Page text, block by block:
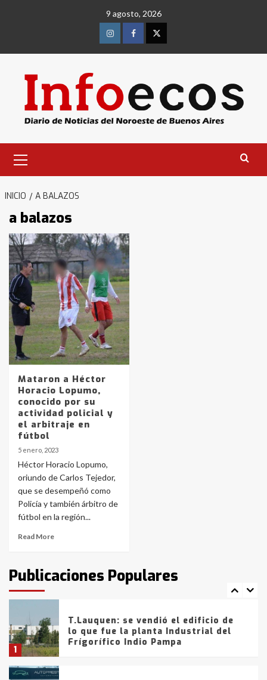
9 agosto, 2026
InstagramFacebookTwitter
primario
INICIO A BALAZOS
a balazos
Mataron a Héctor
Horacio Lopumo,
conocido por su
actividad policial y
el arbitraje en
fútbol
5 enero, 2023
Héctor Horacio Lopumo,
oriundo de Carlos Tejedor,
que se desempeñó como
Policía y también árbitro de
fútbol en la región...
Read More
Publicaciones Populares
Identidad de los adolescentes
pampeanos que fueron
protagonistas del fatal accidente
en la mañana del lunes
4
Accidente en Ruta 5: falleció un
5
Los precios de los combustibles en
La Pampa, desde YPF hasta Axion
6
La Bolsa de Cereales de Bahía
Blanca anticipa que Agosto vendrá
con lluvias y heladas, en gran parte
de la provincia
fueron detenidos por
comercialización de drogas en la
tarde del sábado
1
T.Lauquen: se vendió el edificio de
lo que fue la planta Industrial del
Frígorífico Indio Pampa